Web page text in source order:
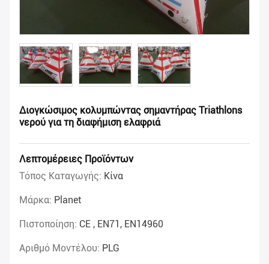
Διογκώσιμος κολυμπώντας σημαντήρας Triathlons
νερού για τη διαφήμιση ελαφριά
Λεπτομέρειες Προϊόντων
Τόπος Καταγωγής: Κίνα
Μάρκα: Planet
Πιστοποίηση: CE , EN71, EN14960
Αριθμό Μοντέλου: PLG